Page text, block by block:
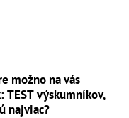
možno na vás
TEST výskumníkov,
najviac?